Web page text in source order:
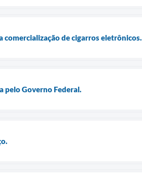
de cigarros eletrônicos.
pelo Governo Federal.